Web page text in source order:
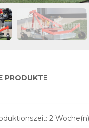
PRODUKTE
2 Woche(n)